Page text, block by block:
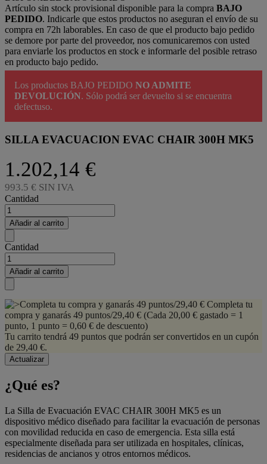
Artículo sin stock provisional disponible para la compra BAJO
PEDIDO. Indicarle que estos productos no aseguran el envío de su
compra en 72h laborables. En caso de que el producto bajo pedido
se demore por parte del proveedor, nos comunicaremos con usted
para enviarle los productos en stock e informarle del posible retraso
en producto bajo pedido.
Los productos BAJO PEDIDO NO ADMITE
DEVOLUCIÓN. Sólo podrá ser devuelto si se encuentra
defectuso.
SILLA EVACUACION EVAC CHAIR 300H MK5
1.202,14 €
993.5 € SIN IVA
Cantidad
Añadir al carrito
Cantidad
Añadir al carrito
Completa tu
compra y ganarás 49 puntos/29,40 € (Cada 20,00 € gastado = 1
punto, 1 punto = 0,60 € de descuento)
Tu carrito tendrá 49 puntos que podrán ser convertidos en un cupón
de 29,40 €.
¿Qué es?
La Silla de Evacuación EVAC CHAIR 300H MK5 es un
dispositivo médico diseñado para facilitar la evacuación de personas
con movilidad reducida en caso de emergencia. Esta silla está
especialmente diseñada para ser utilizada en hospitales, clínicas,
residencias de ancianos y otros entornos médicos.